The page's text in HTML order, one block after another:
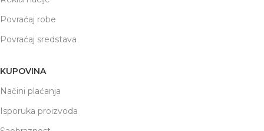
Povraćaj robe
Povraćaj sredstava
KUPOVINA
Načini plaćanja
Isporuka proizvoda